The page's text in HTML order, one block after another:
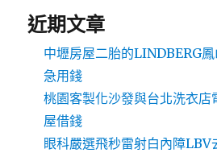
近期文章
中壢房屋二胎的LINDBERG
急用錢
桃園客製化沙發與台北洗衣店
屋借錢
眼科嚴選飛秒雷射白內障LBV